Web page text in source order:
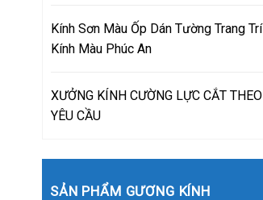
Kính Sơn Màu Ốp Dán Tường Trang Trí
Kính Màu Phúc An
XƯỞNG KÍNH CƯỜNG LỰC CẮT THEO
YÊU CẦU
SẢN PHẨM GƯƠNG KÍNH